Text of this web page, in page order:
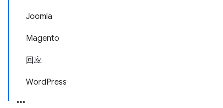
Joomla
Magento
回应
WordPress